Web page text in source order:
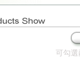
可勾選